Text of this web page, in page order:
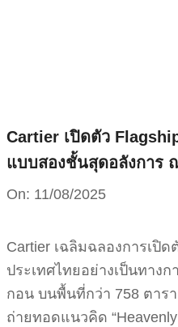
Cartier เปิดตัว
แบบสองชั้นสุดอลังการ
On: 11/08/2025
Cartier เฉลิมฉลองการเปิ
ประเทศไทยอย่างเป็นทาง
กอน บนพื้นที่กว่า 758 ตาร
ถ่ายทอดแนวคิด